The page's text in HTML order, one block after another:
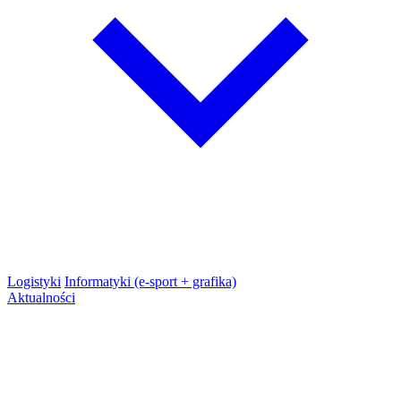
Logistyki Informatyki (e-sport + grafika)
Aktualności